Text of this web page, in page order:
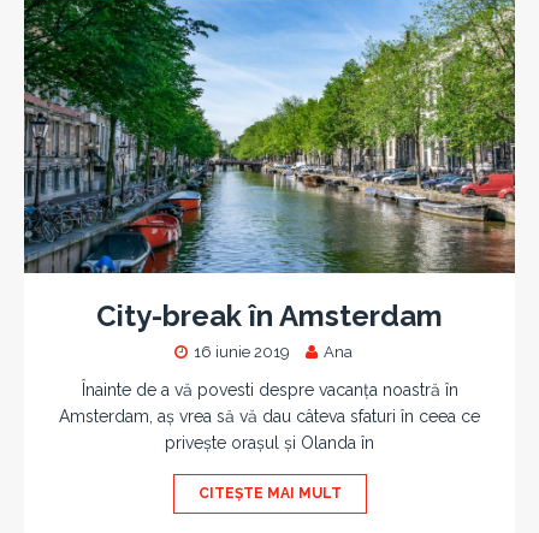
City-break în Amsterdam
16 iunie 2019 Ana
Înainte de a vă povesti despre vacanța noastră în
Amsterdam, aș vrea să vă dau câteva sfaturi în ceea ce
privește orașul și Olanda în
CITEȘTE MAI MULT